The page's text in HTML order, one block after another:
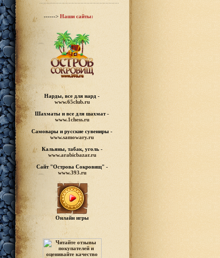
------> Наши сайты:
Нарды, все для нард -
www.65club.ru
Шахматы и все для шахмат -
www.1chess.ru
Самовары и русские сувениры -
www.samowary.ru
Кальяны, табак, уголь -
www.arabicbazar.ru
Сайт "Острова Сокровищ" -
www.393.ru
Онлайн игры